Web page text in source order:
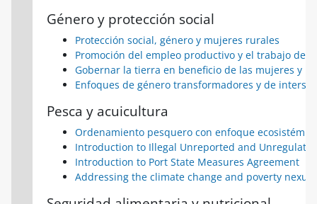
Género y protección social
Protección social, género y mujeres rurales
Promoción del empleo productivo y el trabajo
Gobernar la tierra en beneficio de las mujeres y
Enfoques de género transformadores y de
Pesca y acuicultura
Ordenamiento pesquero con enfoque
Introduction to Illegal Unreported and
Introduction to Port State Measures Agreement
Addressing the climate change and poverty nexus